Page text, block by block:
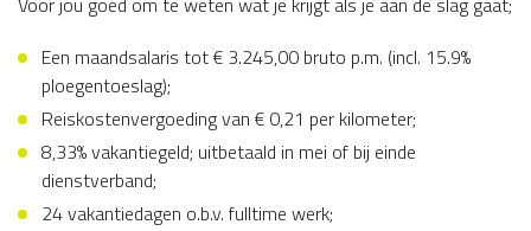
Een maandsalaris tot € 3.245,00 bruto p.m. (incl. 15.9%
ploegentoeslag);
Reiskostenvergoeding van € 0,21 per kilometer;
8,33% vakantiegeld; uitbetaald in mei of bij einde
dienstverband;
24 vakantiedagen o.b.v. fulltime werk;